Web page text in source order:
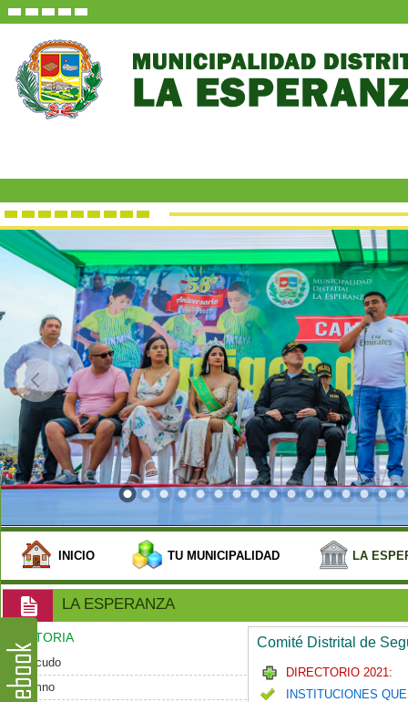
INICIO TU MUNICIPALIDAD LA
LA ESPERANZA
HISTORIA
Escudo
Himno
Comité Distrital de
DIRECTORIO 2021:
INSTITUCIONES